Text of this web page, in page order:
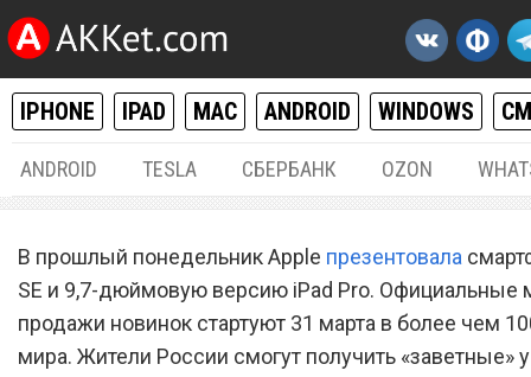
IPHONE IPAD MAC ANDROID WINDOWS
ANDROID TESLA СБЕРБАНК OZON
iPhone SE и iPad Pro
российских магазинах 5
В прошлый понедельник Apple презентовала
SE и 9,7-дюймовую версию iPad Pro. Официальные
продажи новинок стартуют 31 марта в более чем
мира. Жители России смогут получить «заветные»